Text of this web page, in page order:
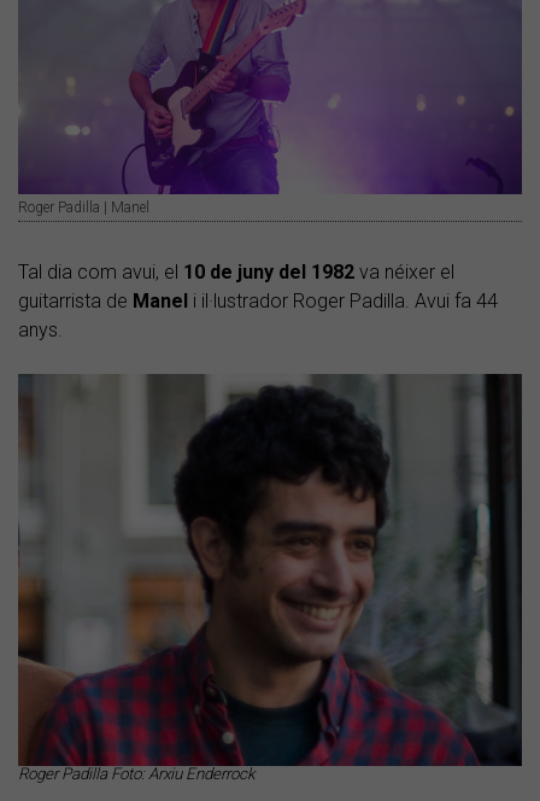
Roger Padilla | Manel
Tal dia com avui, el 10 de juny del 1982 va néixer el
guitarrista de Manel i il·lustrador Roger Padilla. Avui fa 44
anys.
Roger Padilla Foto: Arxiu Enderrock